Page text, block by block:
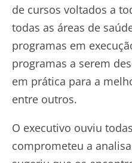
de cursos voltados a
todas as áreas de
programas em
programas a serem
em prática para a
entre outros.
O executivo ouviu
comprometeu a